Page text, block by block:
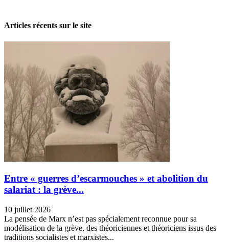
Articles récents sur le site
Entre « guerres d’escarmouches » et abolition du
salariat : la grève...
10 juillet 2026
La pensée de Marx n’est pas spécialement reconnue pour sa
modélisation de la grève, des théoriciennes et théoriciens issus des
traditions socialistes et marxistes...